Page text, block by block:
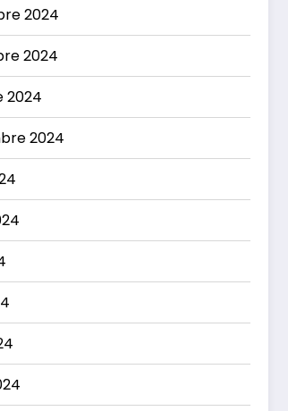
2024
2024
2024
2024